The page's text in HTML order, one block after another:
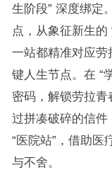
生阶段” 深度绑定
点，从象征新生的
一站都精准对应劳
键人生节点。在 “
密码，解锁劳拉青
过拼凑破碎的信件
“医院站”，借助医
与不舍。